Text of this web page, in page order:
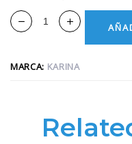
MARCA: KARINA